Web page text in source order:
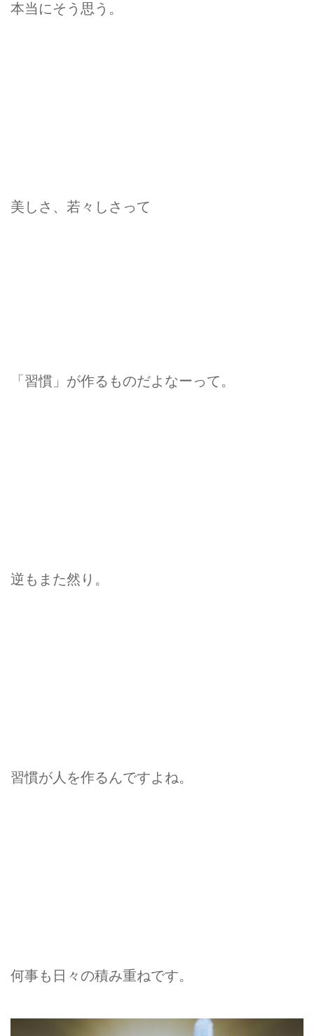
本当にそう思う。
美しさ、若々しさって
「習慣」が作るものだよなーって。
逆もまた然り。
習慣が人を作るんですよね。
何事も日々の積み重ねです。